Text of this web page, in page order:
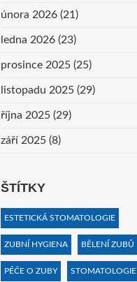
února 2026 (21)
ledna 2026 (23)
prosince 2025 (25)
listopadu 2025 (29)
října 2025 (29)
září 2025 (8)
ŠTÍTKY
ESTETICKÁ STOMATOLOGIE
ZUBNÍ HYGIENA BĚLENÍ ZUBŮ
PÉČE O ZUBY STOMATOLOGIE